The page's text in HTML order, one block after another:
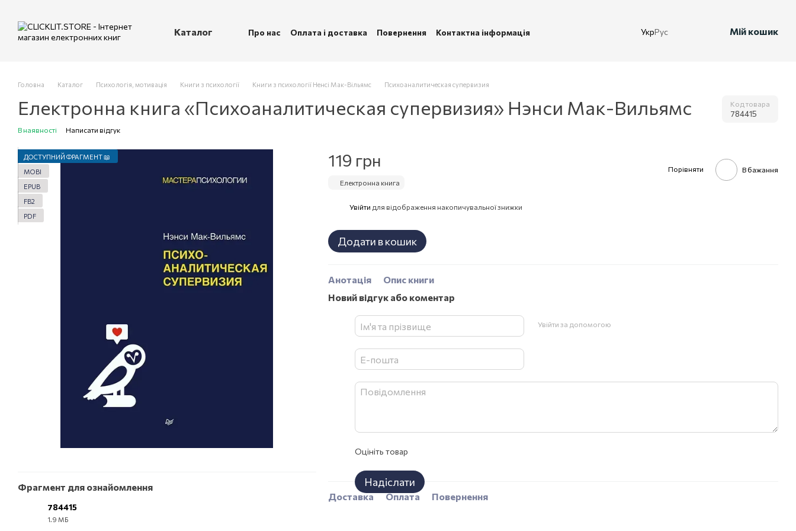
Каталог Про нас Оплата і доставка Повернення
Контактна інформація
УкрРус Мій кошик
Головна Каталог Психологія, мотивація Книги з психології Книги з психології Ненсі Мак-Вільямс Психоаналитическая супервизия
Електронна книга «Психоаналитическая супервизия» Нэнси Мак-Вильямс Код товара
784415
В наявності Написати відгук
ДОСТУПНИЙ ФРАГМЕНТ 📖
MOBI
EPUB
FB2
PDF
Фрагмент для ознайомлення
784415
1.9 МБ
119 грн
Електронна книга
Порівняти В бажання
Увійти для відображення накопичувальної знижки
Додати в кошик
Анотація
Опис книги
Новий відгук або коментар
Увійти за допомогою
Оцініть товар
Надіслати
Доставка Оплата Повернення